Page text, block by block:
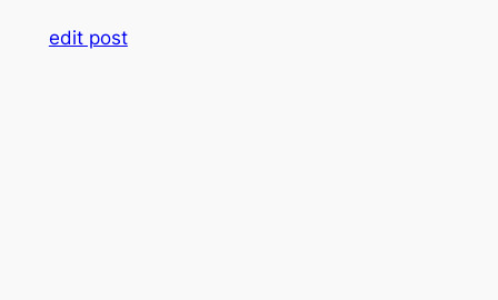
edit post